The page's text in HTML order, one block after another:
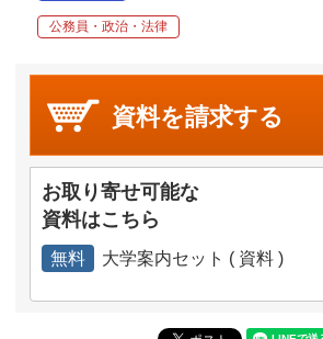
公務員・政治・法律
資料を請求する
お取り寄せ可能な
資料はこちら
無料 大学案内セット ( 資料 )